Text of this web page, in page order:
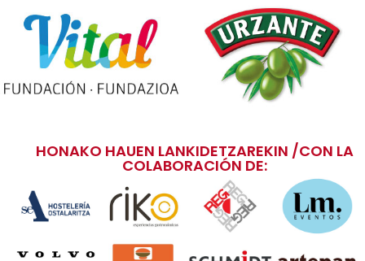
HONAKO HAUEN LANKIDETZAREKIN /CON LA
COLABORACIÓN DE: